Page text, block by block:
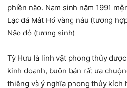
phiền não. Nam sinh năm 1991
Lặc đá Mắt Hổ vàng nâu (tương
Não đỏ (tương sinh).
Tỳ Hưu là linh vật phong thủy
kinh doanh, buôn bán rất ưa
thiêng và ý nghĩa phong thủy kích